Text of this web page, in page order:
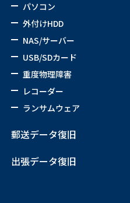
パソコン
外付けHDD
NAS/サーバー
USB/SDカード
重度物理障害
レコーダー
ランサムウェア
郵送データ復旧
出張データ復旧